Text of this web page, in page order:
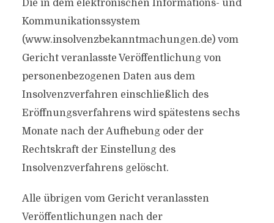
Die in dem elektronischen Informations- und
Kommunikationssystem
(www.insolvenzbekanntmachungen.de) vom
Gericht veranlasste Veröffentlichung von
personenbezogenen Daten aus dem
Insolvenzverfahren einschließlich des
Eröffnungsverfahrens wird spätestens sechs
Monate nach der Aufhebung oder der
Rechtskraft der Einstellung des
Insolvenzverfahrens gelöscht.
Alle übrigen vom Gericht veranlassten
Veröffentlichungen nach der